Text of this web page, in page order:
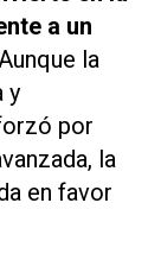
a un
la
y
por
la
en favor